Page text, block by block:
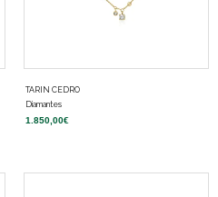
TARIN CEDRO
Diamantes
1.850,00€